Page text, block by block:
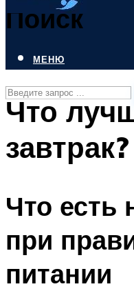
Поиск
СТИЛИ ПЛАВАНЬЯ
ПЛАВАНЬЕ ДЛЯ
ОЧИСТКА
МЕНЮ
Что
завтрак?
Что есть
при
питании